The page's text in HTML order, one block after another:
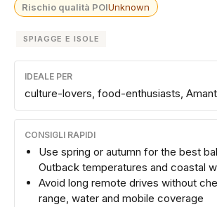
Rischio qualità POIUnknown
SPIAGGE E ISOLE
IDEALE PER
culture-lovers, food-enthusiasts,
CONSIGLI RAPIDI
Use spring or autumn for the best
Outback temperatures and coastal
Avoid long remote drives without
range, water and mobile coverage